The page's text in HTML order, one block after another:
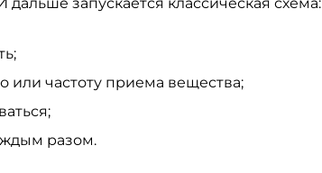
или частоту приема вещества;
разом.